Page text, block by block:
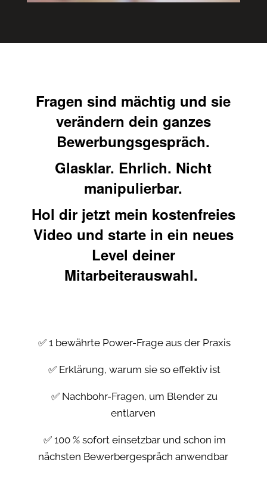
Fragen sind mächtig und sie
verändern dein ganzes
Bewerbungsgespräch.
Glasklar. Ehrlich. Nicht
manipulierbar.
Hol dir jetzt mein kostenfreies
Video und starte in ein neues
Level deiner
Mitarbeiterauswahl.
✅ 1 bewährte Power-Frage aus der Praxis
✅ Erklärung, warum sie so effektiv ist
✅ Nachbohr-Fragen, um Blender zu
entlarven
✅ 100 % sofort einsetzbar und schon im
nächsten Bewerbergespräch anwendbar